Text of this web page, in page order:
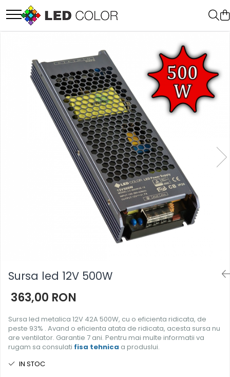
Accesorii Led
Senzori
Sursa led 12V 500W
363,00 RON
Sursa led metalica 12V 42A 500W, cu o eficienta ridicata, de
peste 93% . Avand o eficienta atata de ridicata, acesta sursa nu
are ventilator. Garantie 7 ani. Pentru mai multe informatii va
rugam sa consulati fisa tehnica a produslui.
IN STOC